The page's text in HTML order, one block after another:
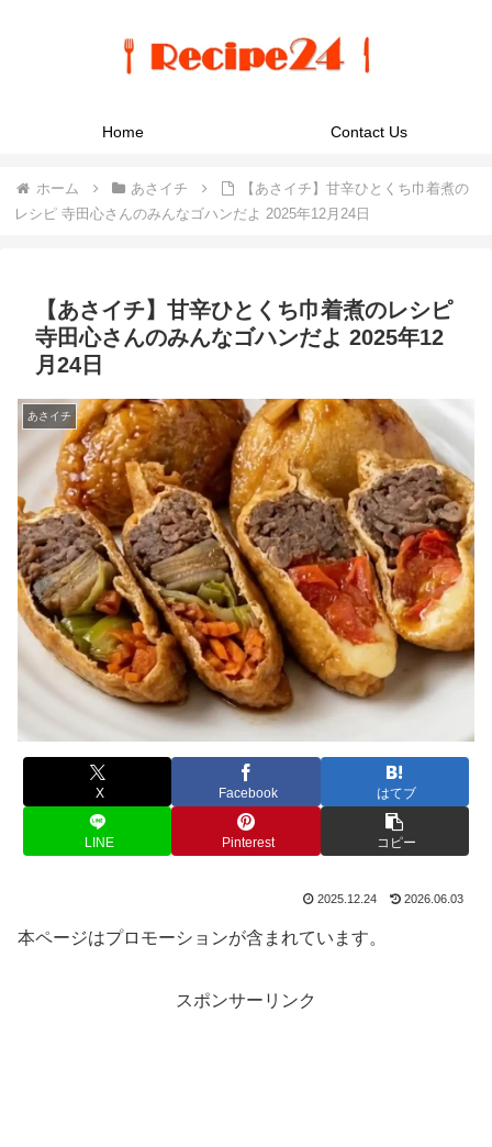
Home Contact Us
ホーム あさイチ
【あさイチ】甘辛ひとくち巾着煮の
レシピ 寺田心さんのみんなゴハンだよ 2025年12月24日
【あさイチ】甘辛ひとくち巾着煮のレシピ
寺田心さんのみんなゴハンだよ 2025年12
月24日
あさイチ
X Facebook はてブ
LINE Pinterest コピー
2025.12.24 2026.06.03
本ページはプロモーションが含まれています。
スポンサーリンク